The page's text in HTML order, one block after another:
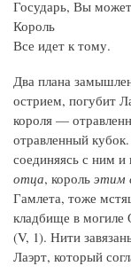
Государь, Вы
Король
Все идет к тому.
Два плана
острием, погубит
короля —
отравленный
соединяясь с ним
отца, король этим
Гамлета, тоже
кладбище в могиле
(V, 1). Нити
Лаэрт, который